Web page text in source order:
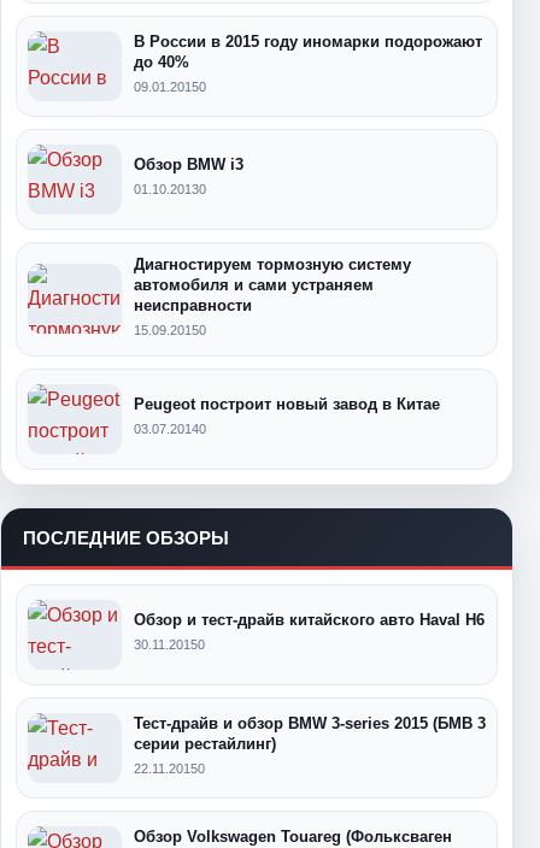
В России в 2015 году иномарки подорожают
до 40%
09.01.20150
Обзор BMW i3
01.10.20130
Диагностируем тормозную систему
автомобиля и сами устраняем
неисправности
15.09.20150
Peugeot построит новый завод в Китае
03.07.20140
ПОСЛЕДНИЕ ОБЗОРЫ
Обзор и тест-драйв китайского авто Haval H6
30.11.20150
Тест-драйв и обзор BMW 3-series 2015 (БМВ 3
серии рестайлинг)
22.11.20150
Обзор Volkswagen Touareg (Фольксваген